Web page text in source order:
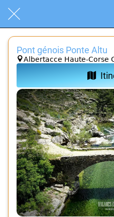
Pont génois Ponte Altu
Albertacce Haute-Corse